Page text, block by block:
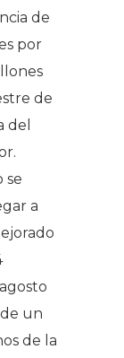
de
por
de
del
se
a
un
de la